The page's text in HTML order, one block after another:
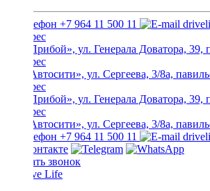
+7 964 11 500 11
ТЦ «Прибой», ул. Генерала Доватора, 39,
ТЦ «Автосити», ул. Сергеева, 3/8а,
ТЦ «Прибой», ул. Генерала Доватора, 39,
ТЦ «Автосити», ул. Сергеева, 3/8а,
+7 964 11 500 11
Заказать звонок